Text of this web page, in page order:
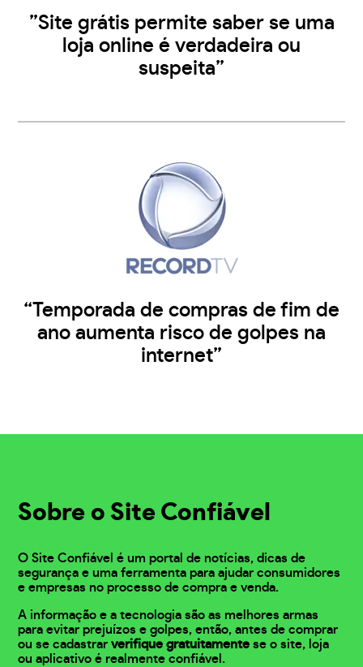
”Site grátis permite saber se uma
loja online é verdadeira ou
suspeita”
“Temporada de compras de fim de
ano aumenta risco de golpes na
internet”
Sobre o Site Confiável
O Site Confiável é um portal de notícias, dicas de
segurança e uma ferramenta para ajudar consumidores
e empresas no processo de compra e venda.
A informação e a tecnologia são as melhores armas
para evitar prejuízos e golpes, então, antes de comprar
ou se cadastrarverifique gratuitamente se o site, loja
ou aplicativo é realmente confiável.